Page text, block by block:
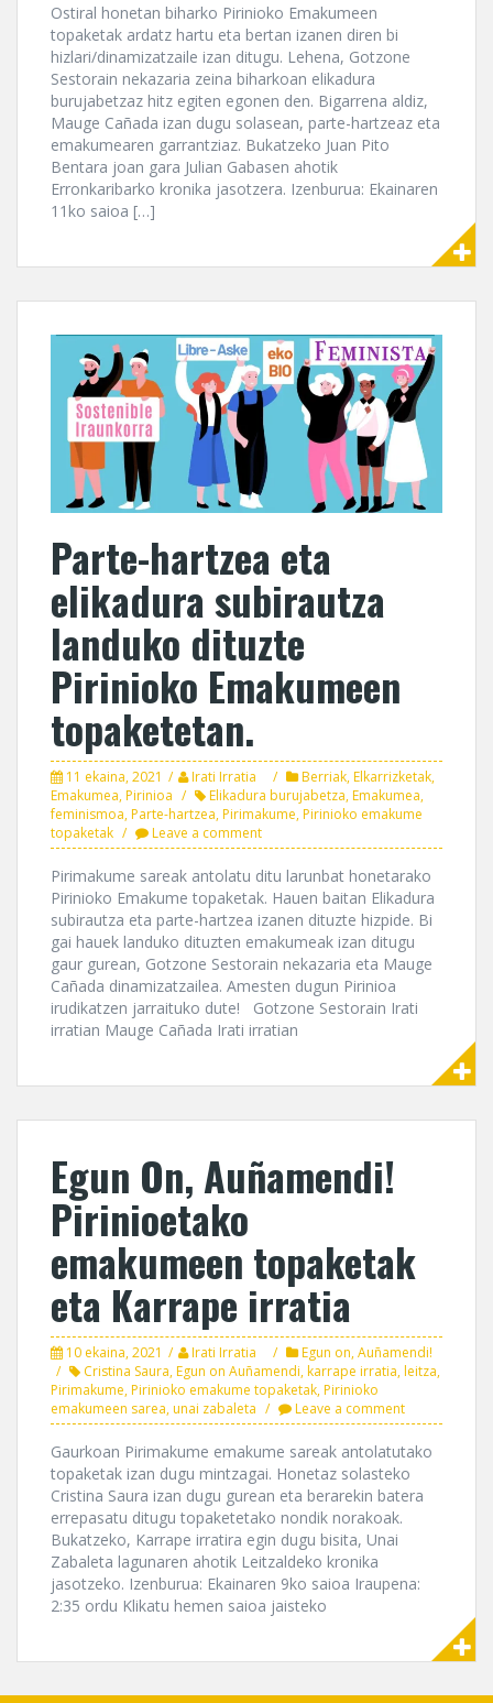
Ostiral honetan biharko Pirinioko Emakumeen
topaketak ardatz hartu eta bertan izanen diren bi
hizlari/dinamizatzaile izan ditugu. Lehena, Gotzone
Sestorain nekazaria zeina biharkoan elikadura
burujabetzaz hitz egiten egonen den. Bigarrena aldiz,
Mauge Cañada izan dugu solasean, parte-hartzeaz eta
emakumearen garrantziaz. Bukatzeko Juan Pito
Bentara joan gara Julian Gabasen ahotik
Erronkaribarko kronika jasotzera. Izenburua: Ekainaren
11ko saioa […]
Parte-hartzea eta
elikadura subirautza
landuko dituzte
Pirinioko Emakumeen
topaketetan.
11 ekaina, 2021 Irati Irratia Berriak,Elkarrizketak,
Emakumea,Pirinioa Elikadura burujabetza,Emakumea,
feminismoa,Parte-hartzea,Pirimakume,Pirinioko emakume
topaketak
Leave a comment
Pirimakume sareak antolatu ditu larunbat honetarako
Pirinioko Emakume topaketak. Hauen baitan Elikadura
subirautza eta parte-hartzea izanen dituzte hizpide. Bi
gai hauek landuko dituzten emakumeak izan ditugu
gaur gurean, Gotzone Sestorain nekazaria eta Mauge
Cañada dinamizatzailea. Amesten dugun Pirinioa
irudikatzen jarraituko dute! Gotzone Sestorain Irati
irratian Mauge Cañada Irati irratian
Egun On, Auñamendi!
Pirinioetako
emakumeen topaketak
eta Karrape irratia
10 ekaina, 2021 Irati Irratia
Egun on, Auñamendi!
Cristina Saura,Egun on Auñamendi,karrape irratia,leitza,
Pirimakume,Pirinioko emakume topaketak,Pirinioko
emakumeen sarea,unai zabaleta Leave a comment
Gaurkoan Pirimakume emakume sareak antolatutako
topaketak izan dugu mintzagai. Honetaz solasteko
Cristina Saura izan dugu gurean eta berarekin batera
errepasatu ditugu topaketetako nondik norakoak.
Bukatzeko, Karrape irratira egin dugu bisita, Unai
Zabaleta lagunaren ahotik Leitzaldeko kronika
jasotzeko. Izenburua: Ekainaren 9ko saioa Iraupena:
2:35 ordu Klikatu hemen saioa jaisteko